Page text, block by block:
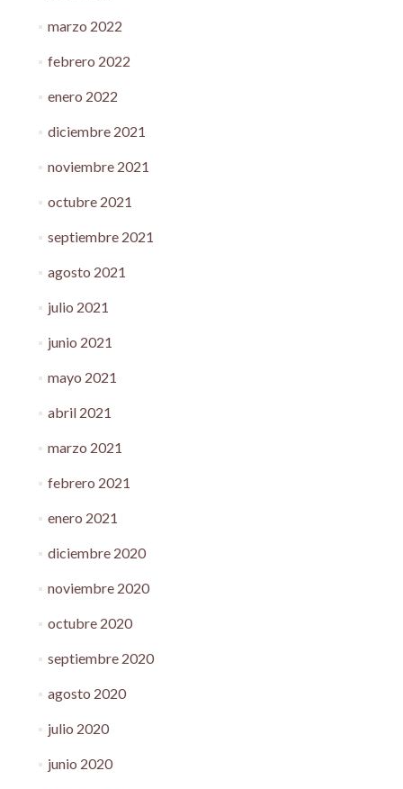
marzo 2022
febrero 2022
enero 2022
diciembre 2021
noviembre 2021
octubre 2021
septiembre 2021
agosto 2021
julio 2021
junio 2021
mayo 2021
abril 2021
marzo 2021
febrero 2021
enero 2021
diciembre 2020
noviembre 2020
octubre 2020
septiembre 2020
agosto 2020
julio 2020
junio 2020